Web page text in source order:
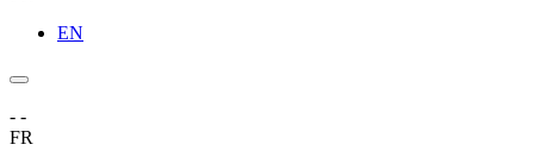
EN
- -
FR